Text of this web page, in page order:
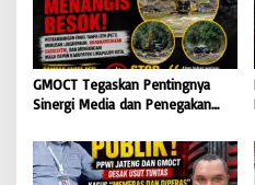
GMOCT Tegaskan Pentingnya
Sinergi Media dan Penegakan
Kabupaten Limapuluh Kota